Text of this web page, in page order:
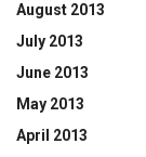
August 2013
July 2013
June 2013
May 2013
April 2013